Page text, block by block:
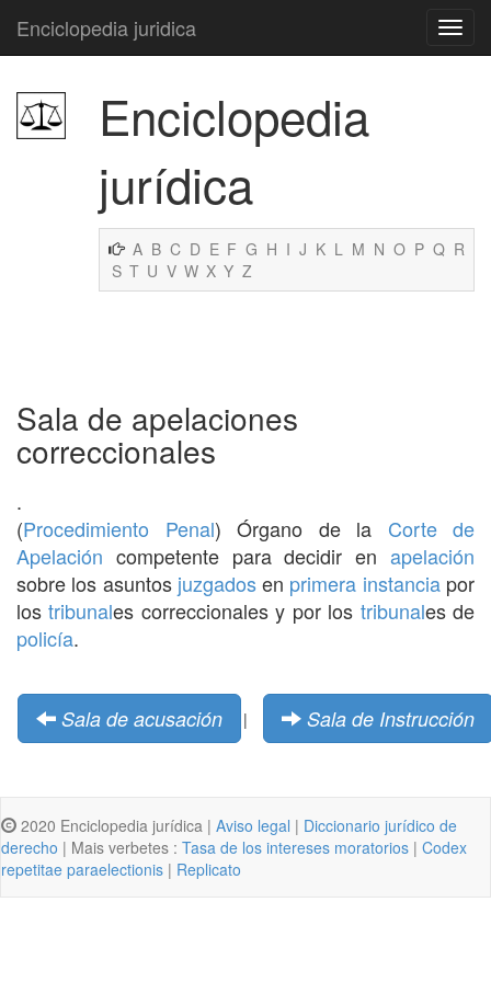
Enciclopedia juridica
Enciclopedia
jurídica
A B C D E F G H I J K L M N O P Q R
S T U V W X Y Z
Sala de apelaciones
correccionales
.
(Procedimiento Penal) Órgano de la Corte de
Apelación competente para decidir en apelación
sobre los asuntos juzgadosen primera instanciapor
lostribunales correccionales y por los tribunales de
policía.
Sala de acusación | Sala de Instrucción
2020 Enciclopedia jurídica | Aviso legal | Diccionario jurídico de
derecho | Mais verbetes : Tasa de los intereses moratorios | Codex
repetitae paraelectionis | Replicato